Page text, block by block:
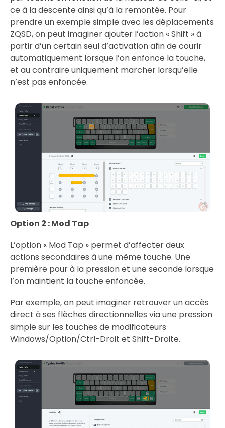
ce à la descente ainsi qu’à la remontée. Pour
prendre un exemple simple avec les déplacements
ZQSD, on peut imaginer ajouter l’action « Shift » à
partir d’un certain seul d’activation afin de courir
automatiquement lorsque l’on enfonce la touche,
et au contraire uniquement marcher lorsqu’elle
n’est pas enfoncée.
Option 2 : Mod Tap
L’option « Mod Tap » permet d’affecter deux
actions secondaires à une même touche. Une
première pour à la pression et une seconde lorsque
l’on maintient la touche enfoncée.
Par exemple, on peut imaginer retrouver un accès
direct à ses flèches directionnelles via une pression
simple sur les touches de modificateurs
Windows/Option/Ctrl-Droit et Shift-Droite.